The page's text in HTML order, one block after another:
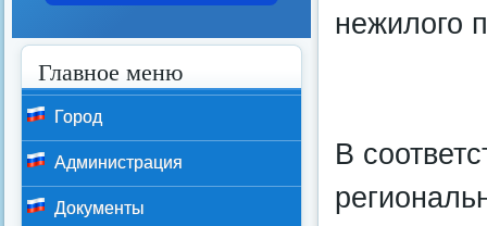
нежилого
В
Главное меню
Город
Администрация
Документы